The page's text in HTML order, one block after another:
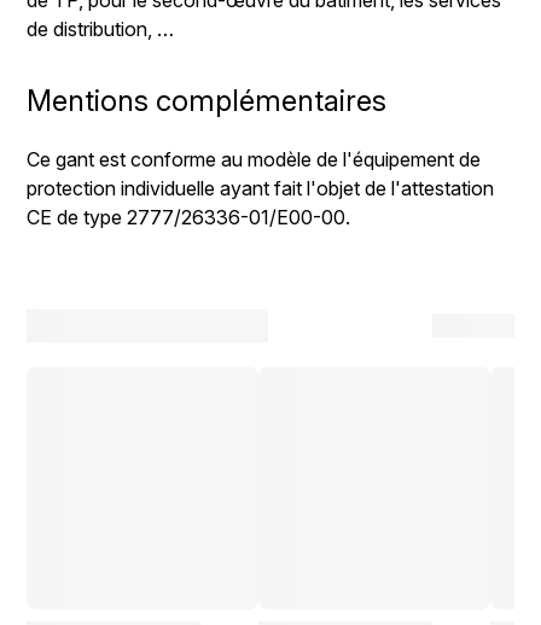
de distribution, …
Mentions complémentaires
Ce gant est conforme au modèle de l'équipement de
protection individuelle ayant fait l'objet de l'attestation
CE de type 2777/26336-01/E00-00.